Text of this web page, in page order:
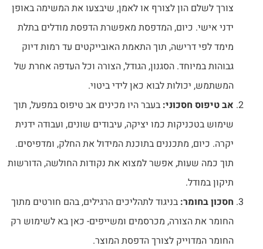
צורך לשלם הון לצורף או לאמן, שיבצעו את המשימה באופן
ידני אישי. כיום, המדפסת מאפשרת הדפסת מודלים בתלת
מימד לפי דרישה, תוך התאמת האובייקטים עד רמות דיוק
גבוהות במיוחד. הסגנון, הגודל, הצורה וכל העדפה אחרת של
המשתמש, יכולות לבוא כאן לידי ביטוי.
אב טיפוס חסכוני: בעבר היו מכינים אב טיפוס במפעל, תוך
שימוש בטכניקות כמו יציקה, עיבודים שונים, ועבודה ידנית
יקרה. כיום, מתכננים בתוכנת המידול את החלק, ומדפיסים.
תוך כמה שעות, אפשר למצוא את נקודות החולשה, הדורשות
תיקון במודל.
חסכון בחומר: בניגוד לתהליכים הרגילים, בהם חורטים מתוך
החומר את הצורה, מכרסמים ומשייפים- כאן בא לשימוש רק
החומר המדוייק לצורך הדפסת המוצר.